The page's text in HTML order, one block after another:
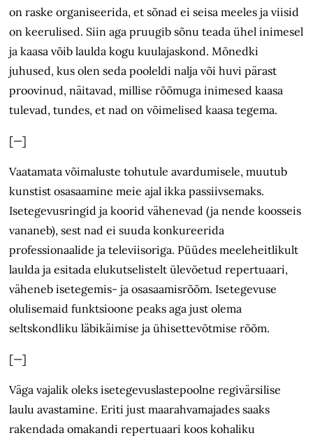
on raske organiseerida, et sõnad ei seisa meeles ja viisid
on keerulised. Siin aga pruugib sõnu teada ühel inimesel
ja kaasa võib laulda kogu kuulajaskond. Mõnedki
juhused, kus olen seda pooleldi nalja või huvi pärast
proovinud, näitavad, millise rõõmuga inimesed kaasa
tulevad, tundes, et nad on võimelised kaasa tegema.
[—]
Vaatamata võimaluste tohutule avardumisele, muutub
kunstist osasaamine meie ajal ikka passiivsemaks.
Isetegevusringid ja koorid vähenevad (ja nende koosseis
vananeb), sest nad ei suuda konkureerida
professionaalide ja televiisoriga. Püüdes meeleheitlikult
laulda ja esitada elukutselistelt ülevõetud repertuaari,
väheneb isetegemis- ja osasaamisrõõm. Isetegevuse
olulisemaid funktsioone peaks aga just olema
seltskondliku läbikäimise ja ühisettevõtmise rõõm.
[—]
Väga vajalik oleks isetegevuslastepoolne regivärsilise
laulu avastamine. Eriti just maarahvamajades saaks
rakendada omakandi repertuaari koos kohaliku